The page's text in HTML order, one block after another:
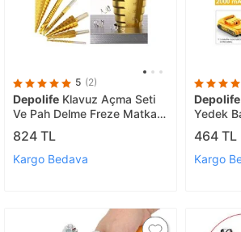
5 (2)
Depolife Klavuz Açma Seti
Ve Pah Delme Freze Matkap
Uç Seti Titanyum 12 Parça
824 TL
Kargo Bedava
Depolife
Yedek
Matkap
464 TL
Kargo